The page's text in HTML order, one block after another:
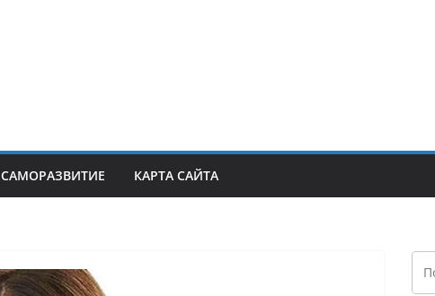
САМОРАЗВИТИЕ КАРТА САЙТА